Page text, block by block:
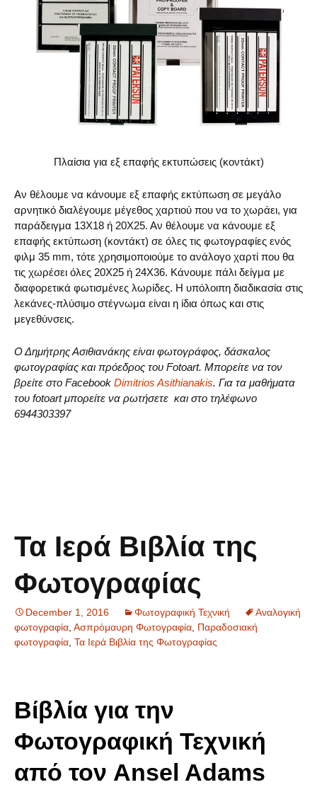
Πλαίσια για εξ επαφής εκτυπώσεις (κοντάκτ)
Αν θέλουμε να κάνουμε εξ επαφής εκτύπωση σε μεγάλο
αρνητικό διαλέγουμε μέγεθος χαρτιού που να το χωράει, για
παράδειγμα 13Χ18 ή 20Χ25. Αν θέλουμε να κάνουμε εξ
επαφής εκτύπωση (κοντάκτ) σε όλες τις φωτογραφίες ενός
φιλμ 35 mm, τότε χρησιμοποιούμε το ανάλογο χαρτί που θα
τις χωρέσει όλες 20Χ25 ή 24Χ36. Κάνουμε πάλι δείγμα με
διαφορετικά φωτισμένες λωρίδες. Η υπόλοιπη διαδικασία στις
λεκάνες-πλύσιμο στέγνωμα είναι η ίδια όπως και στις
μεγεθύνσεις.
Ο Δημήτρης Ασιθιανάκης είναι φωτογράφος, δάσκαλος
φωτογραφίας και πρόεδρος του Fotoart. Μπορείτε να τον
βρείτε στο Facebook Dimitrios Asithianakis. Για τα μαθήματα
του fotoart μπορείτε να ρωτήσετε και στο τηλέφωνο
6944303397
Τα Ιερά Βιβλία της
Φωτογραφίας
December 1, 2016 Φωτογραφική Τεχνική
Αναλογική
φωτογραφία Ασπρόμαυρη Φωτογραφία Παραδοσιακή
φωτογραφία Τα Ιερά Βιβλία της Φωτογραφίας
Βίβλία για την
Φωτογραφική Τεχνική
από τον Ansel Adams